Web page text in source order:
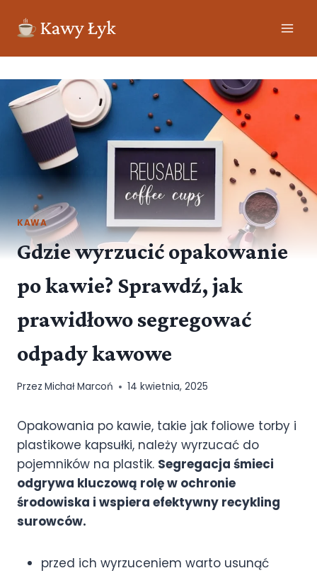
KAWA
Gdzie wyrzucić opakowanie
po kawie? Sprawdź, jak
prawidłowo segregować
odpady kawowe
Przez Michał Marcoń 14 kwietnia, 2025
Opakowania po kawie, takie jak foliowe torby i
plastikowe kapsułki, należy wyrzucać do
pojemników na plastik. Segregacja śmieci
odgrywa kluczową rolę w ochronie
środowiska i wspiera efektywny recykling
surowców.
przed ich wyrzuceniem warto usunąć